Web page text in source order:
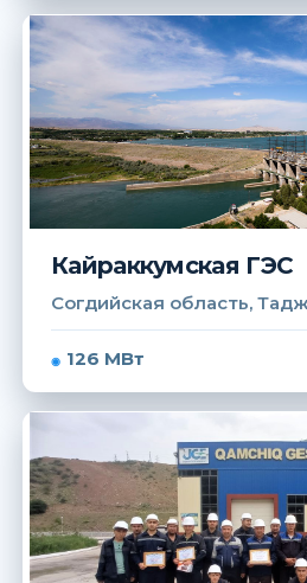
Кайраккумская ГЭС
Согдийская область,
126 МВт